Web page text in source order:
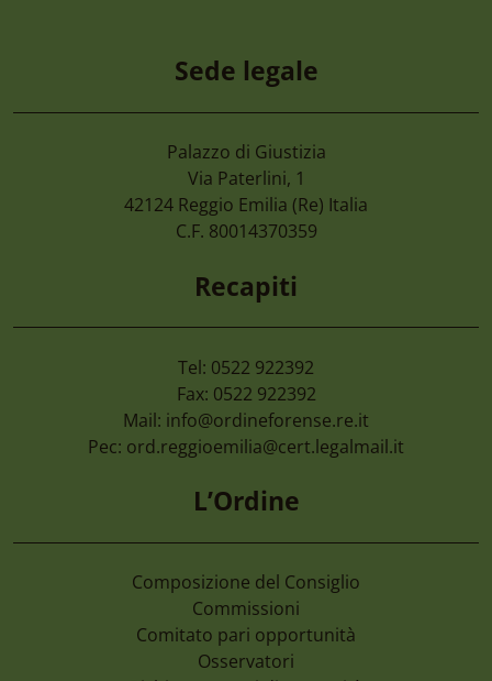
7 Agosto 2026
Camera Di Commercio Emilia –
Di Imprese Non Più Operative
Sede legale
Palazzo di Giustizia
Via Paterlini, 1
42124 Reggio Emilia (Re) Italia
C.F. 80014370359
Recapiti
Tel: 0522 922392
Fax: 0522 922392
Mail: info@ordineforense.re.it
Pec: ord.reggioemilia@cert.legalmail.it
L’Ordine
Composizione del Consiglio
Commissioni
Comitato pari opportunità
Osservatori